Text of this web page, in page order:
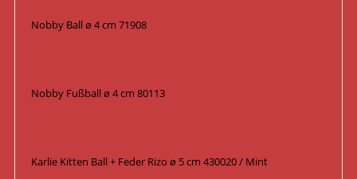
Nobby Ball ø 4 cm 71908
Nobby Fußball ø 4 cm 80113
Karlie Kitten Ball + Feder Rizo ø 5 cm 430020 / Mint